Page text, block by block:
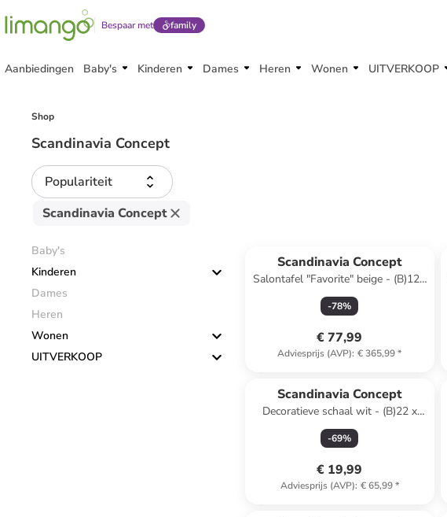
Bespaar met family
Aanbiedingen Baby's Kinderen Dames Heren Wonen UITVERKOOP
Shop
Scandinavia Concept
Populariteit
Scandinavia Concept
Baby's
Kinderen
Dames
Heren
Wonen
UITVERKOOP
Scandinavia Concept
Salontafel "Favorite" beige - (B)120
x (H)38 x (D)60 cm
-78%
€ 77,99
Adviesprijs (AVP): € 365,99*
Scandinavia Concept
Decoratieve schaal wit - (B)22 x
(H)10 x (D)17 cm
-69%
€ 19,99
Adviesprijs (AVP): € 65,99*